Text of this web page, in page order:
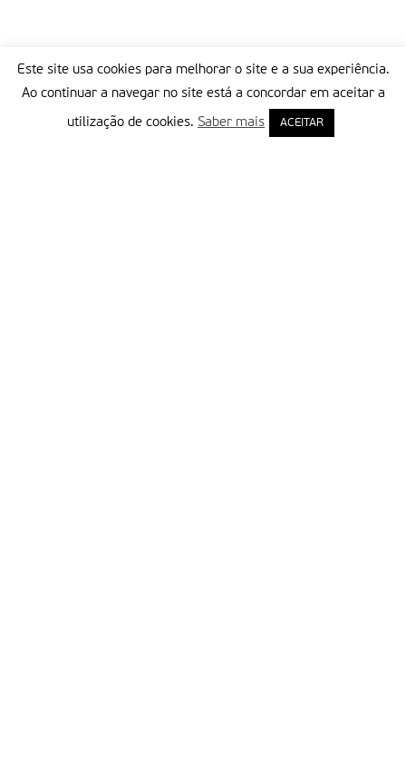
Este site usa cookies para melhorar o site e a sua experiência.
Ao continuar a navegar no site está a concordar em aceitar a
utilização de cookies. Saber mais ACEITAR